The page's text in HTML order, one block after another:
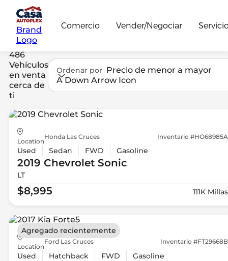
Brand
Logo
Comercio Vender/Negociar
486
Vehículos
en venta
cerca de
ti
Ordenar por Precio de menor a mayor
A Down Arrow Icon
Location
Honda Las Cruces Inventario #HO68985A
Used Sedan FWD Gasoline
2019 ChevroletSonic
LT
$8,995 111K Millas
Location
Ford Las Cruces Inventario #FT29668B
Used Hatchback FWD Gasoline
Agregado recientemente